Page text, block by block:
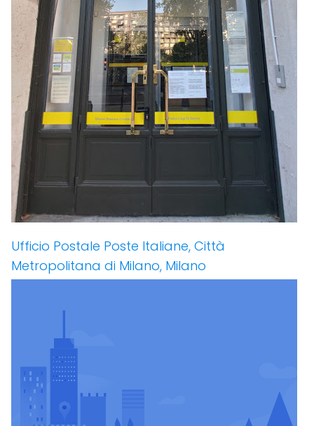
Ufficio Postale Poste Italiane, Città
Metropolitana di Milano, Milano